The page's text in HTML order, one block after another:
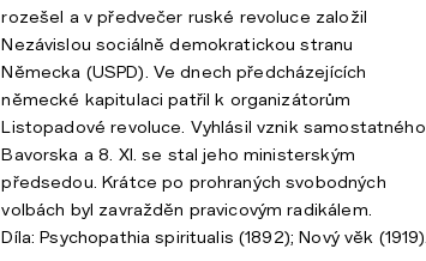
rozešel a v předvečer ruské revoluce založil
Nezávislou sociálně demokratickou stranu
Německa (USPD). Ve dnech předcházejících
německé kapitulaci patřil k organizátorům
Listopadové revoluce. Vyhlásil vznik samostatného
Bavorska a 8. XI. se stal jeho ministerským
předsedou. Krátce po prohraných svobodných
volbách byl zavražděn pravicovým radikálem.
Díla: Psychopathia spiritualis (1892); Nový věk (1919).